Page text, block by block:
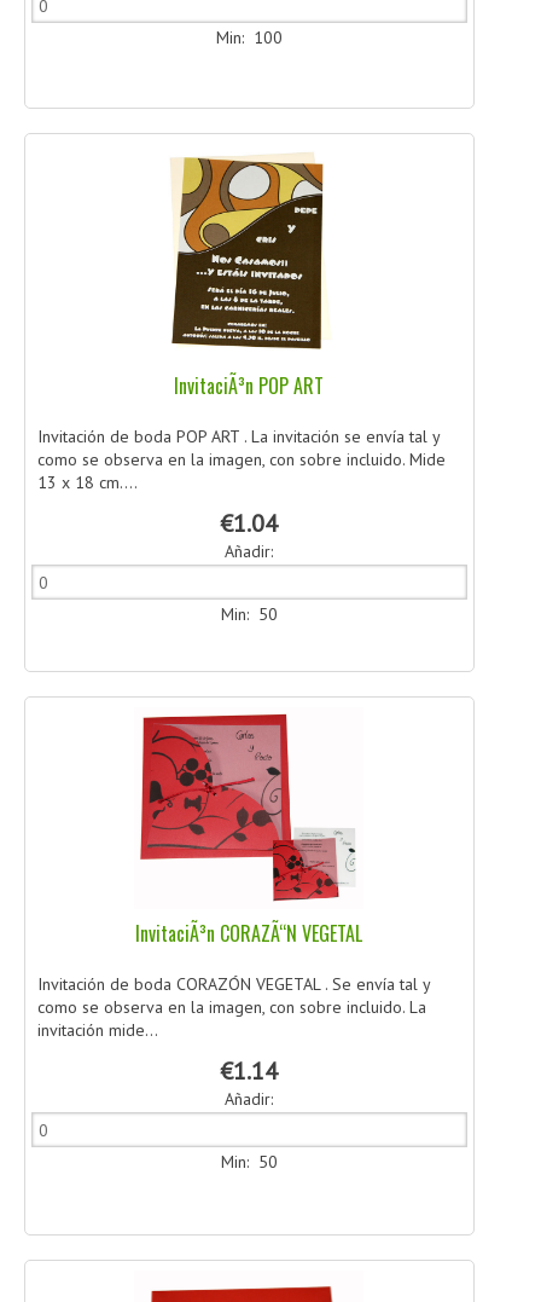
Min: 100
InvitaciÃ³n POP ART
Invitación de boda POP ART . La invitación se envía tal y
como se observa en la imagen, con sobre incluido. Mide
13 x 18 cm....
€1.04
Añadir:
Min: 50
InvitaciÃ³n CORAZÃ“N VEGETAL
Invitación de boda CORAZÓN VEGETAL . Se envía tal y
como se observa en la imagen, con sobre incluido. La
invitación mide...
€1.14
Añadir:
Min: 50